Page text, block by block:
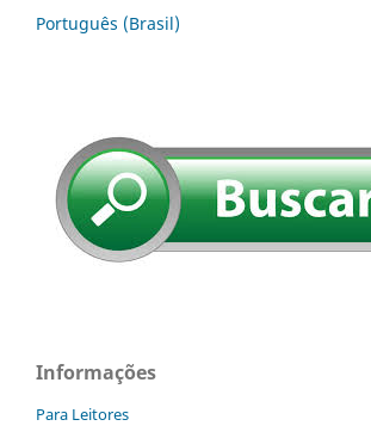
Português (Brasil)
Informações
Para Leitores